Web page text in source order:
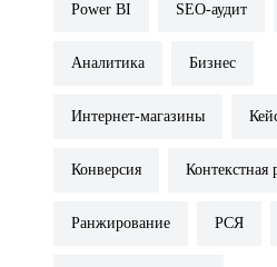
Power BI SEO-аудит
Аналитика Бизнес
Интернет-магазины
Конверсия Контекстная
Ранжирование РСЯ